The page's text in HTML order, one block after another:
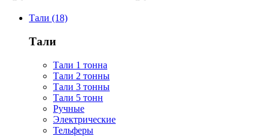
Тали (18)
Тали
Тали 1 тонна
Тали 2 тонны
Тали 3 тонны
Тали 5 тонн
Ручные
Электрические
Тельферы